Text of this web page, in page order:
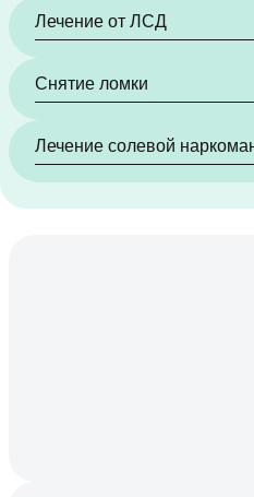
Лечение от ЛСД
Снятие ломки
Лечение солевой